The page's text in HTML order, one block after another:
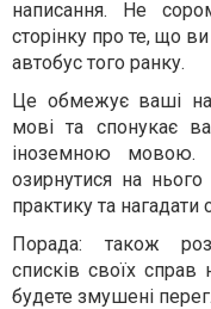
написання. Не
сторінку про те, що
автобус того ранку.
Це обмежує ваші
мові та спонукає
іноземною
озирнутися на
практику та нагадати
Порада: також
списків своїх
будете змушені